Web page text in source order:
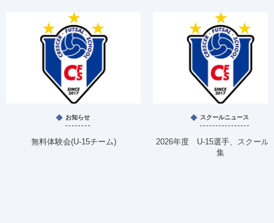
お知らせ
無料体験会(U-15チーム)
スクールニュース
2026年度 U-15選手、スクール
集